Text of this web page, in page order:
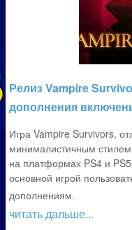
Релиз Vampire
дополнения
Игра Vampire Survivors,
минималистичным
на платформах PS4 и
основной игрой
дополнениям.
читать дальше...